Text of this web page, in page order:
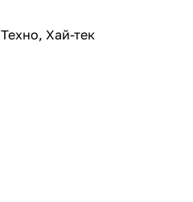
Техно, Хай-тек